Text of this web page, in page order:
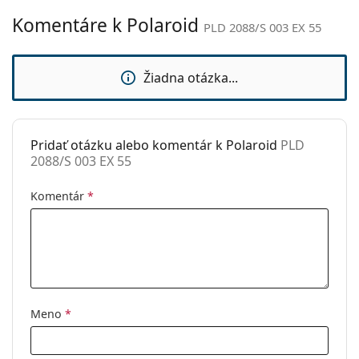
Značka:
Polaroid
Dostupné s
šošovkami:
Nie
Komentáre k Polaroid PLD 2088/S 003 EX 55
Žiadna otázka...
Pridať otázku alebo komentár k Polaroid PLD
2088/S 003 EX 55
Komentár *
Meno *